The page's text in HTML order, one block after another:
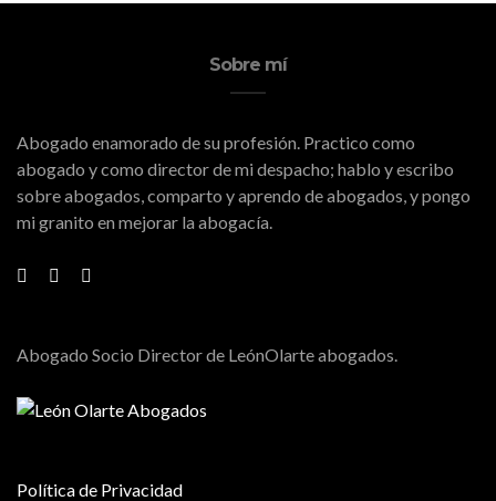
Sobre mí
Abogado enamorado de su profesión. Practico como
abogado y como director de mi despacho; hablo y escribo
sobre abogados, comparto y aprendo de abogados, y pongo
mi granito en mejorar la abogacía.
Abogado Socio Director de LeónOlarte abogados.
Política de Privacidad